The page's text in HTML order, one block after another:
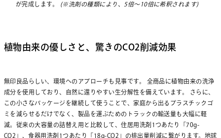
が完成します。 (※洗剤の種類により、5倍〜10倍に希釈されます)
植物由来の優しさと、驚きのCO2削減効果
無印良品らしい、環境へのアプローチも見事です。 全商品に植物由来の洗浄
成分を使用しており、自然に還りやすい生分解性を備えています。 さらに、
この小さなパッケージを継続して使うことで、家庭から出るプラスチックゴ
ミを減らせるだけでなく、製品を運ぶためのトラックの輸送量も大幅に軽
減。従来の大容量の詰替え用と比較して、住居用洗剤1つあたり「70g-
CO2」、食器用洗剤1つあたり「18g-CO2」の排出量削減に繋がります。地球